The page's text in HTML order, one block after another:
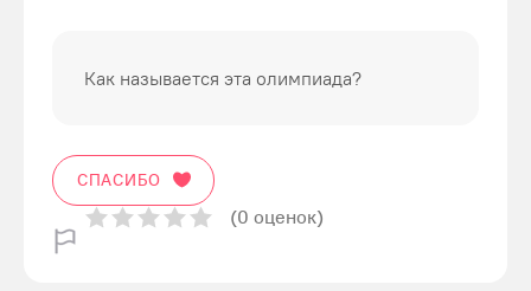
Как называется эта олимпиада?
СПАСИБО
(0 оценок)